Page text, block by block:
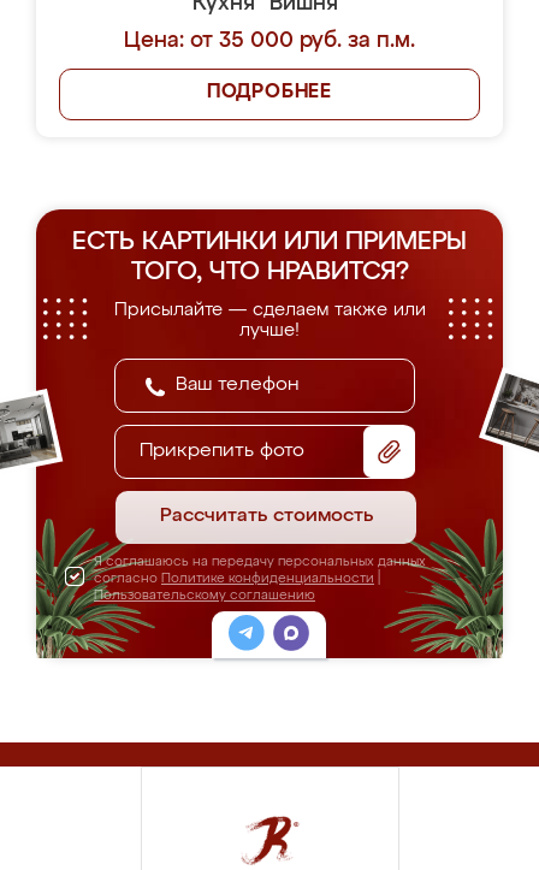
Цена: от 35 000 руб. за п.м.
ПОДРОБНЕЕ
ЕСТЬ КАРТИНКИ ИЛИ ПРИМЕРЫ
ТОГО, ЧТО НРАВИТСЯ?
Присылайте — сделаем также или
лучше!
Прикрепить фото
Рассчитать стоимость
Я соглашаюсь на передачу персональных данных
согласно Политике конфиденциальности
Пользовательскому соглашению